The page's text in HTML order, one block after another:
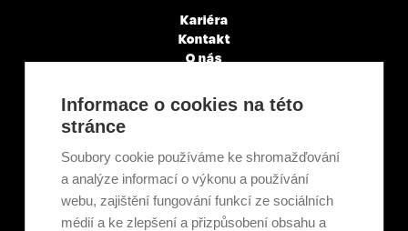
Kariéra
Kontakt
O nás
Články a novinky
GDPR & Cookies
Ekologická recyklace
Projekty EU
Intranet - Přihlášení
Přihlášení
Informace o cookies na této
stránce
Soubory cookie používáme ke shromažďování
a analýze informací o výkonu a používání
webu, zajištění fungování funkcí ze sociálních
médií a ke zlepšení a přizpůsobení obsahu a